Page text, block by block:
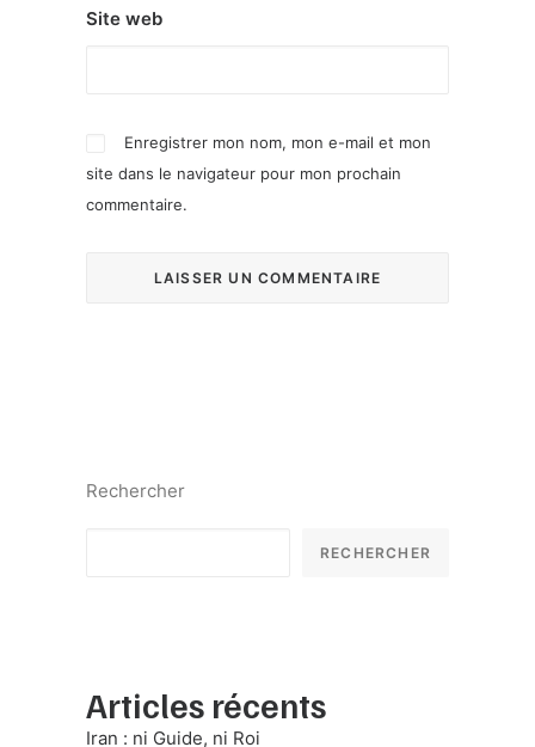
Site web
Enregistrer mon nom, mon e-mail et mon
site dans le navigateur pour mon prochain
commentaire.
Rechercher
RECHERCHER
Articles récents
Iran : ni Guide, ni Roi